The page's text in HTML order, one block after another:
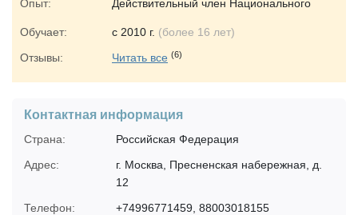
Опыт:
Действительный член Национального
Дипломированный нутрициолог;
Дипломированный спортивный диетолог;
физической культуры;
вопросах питания и диетологии;
Технол. факультет Южно-Российского
Государственного Университета
Обучает: с 2010 г. (более 16 лет)
Отзывы:
Читать все (6)
Контактная информация
Страна:
Российская Федерация
Адрес:
г. Москва, Пресненская набережная, д.
12
Телефон:
+74996771459, 88003018155